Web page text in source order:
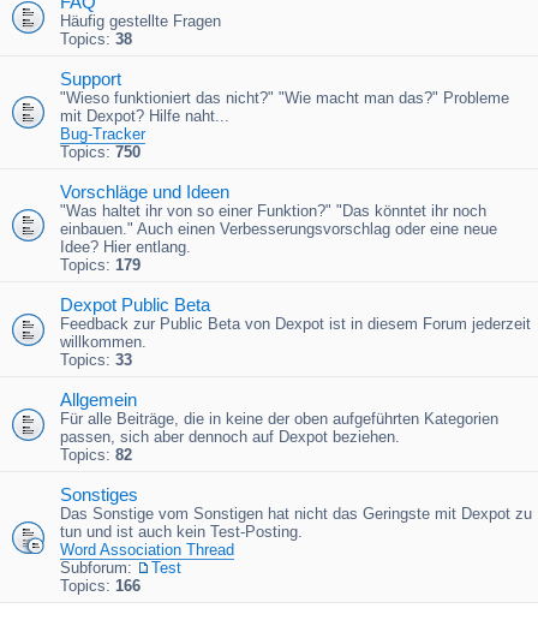
Häufig gestellte Fragen
Topics: 38
Support
"Wieso funktioniert das nicht?" "Wie macht man das?" Probleme
mit Dexpot? Hilfe naht...
Bug-Tracker
Topics: 750
Vorschläge und Ideen
"Was haltet ihr von so einer Funktion?" "Das könntet ihr noch
einbauen." Auch einen Verbesserungsvorschlag oder eine neue
Idee? Hier entlang.
Topics: 179
Dexpot Public Beta
Feedback zur Public Beta von Dexpot ist in diesem Forum jederzeit
willkommen.
Topics: 33
Allgemein
Für alle Beiträge, die in keine der oben aufgeführten Kategorien
passen, sich aber dennoch auf Dexpot beziehen.
Topics: 82
Sonstiges
Das Sonstige vom Sonstigen hat nicht das Geringste mit Dexpot zu
tun und ist auch kein Test-Posting.
Word Association Thread
Subforum:
Test
Topics: 166